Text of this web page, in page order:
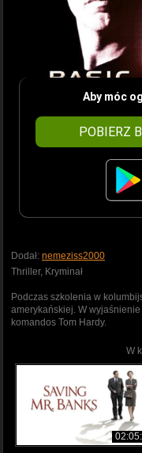
Aby móc
POBIERZ
Dodał: nemeziss2000
Thriller, Kryminał
Podczas szkolenia w
amerykańskiej. W
komandos Tom Hardy.
W